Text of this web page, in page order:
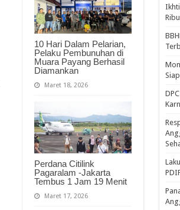
10 Hari Dalam Pelarian,
Pelaku Pembunuhan di
Muara Payang Berhasil
Diamankan
Maret 18, 2026
Perdana Citilink
Pagaralam -Jakarta
Tembus 1 Jam 19 Menit
Maret 17, 2026